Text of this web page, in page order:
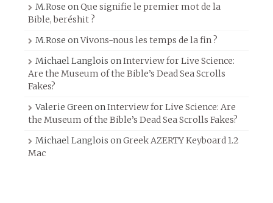
M.Rose onQue signifie le premier mot de la
Bible, beréshit ?
M.Rose onVivons-nous les temps de la fin ?
Michael Langlois onInterview for Live Science:
Are the Museum of the Bible’s Dead Sea Scrolls
Fakes?
Valerie GreenonInterview for Live Science: Are
the Museum of the Bible’s Dead Sea Scrolls Fakes?
Michael Langlois onGreek AZERTY Keyboard 1.2
Mac